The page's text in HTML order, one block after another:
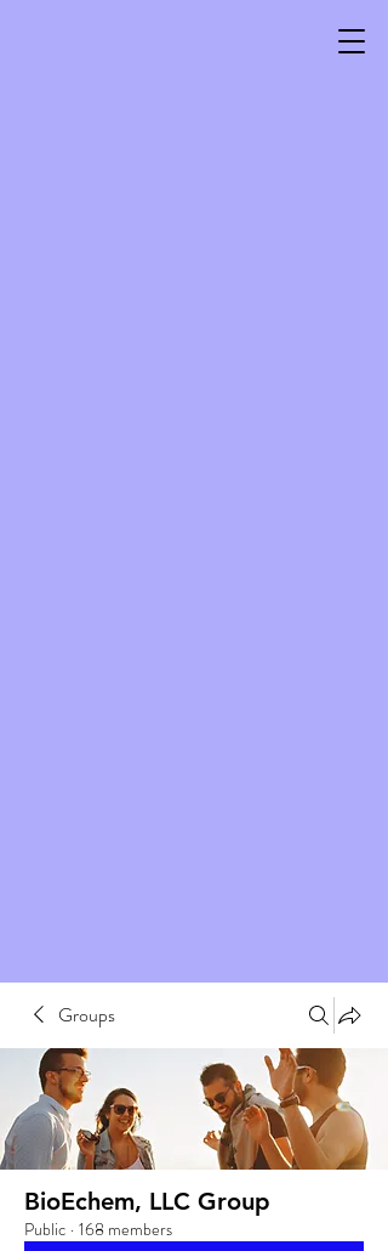
Groups
BioEchem, LLC Group
Public · 168 members